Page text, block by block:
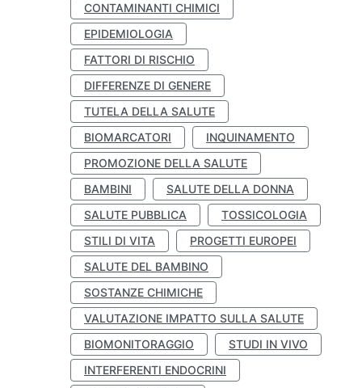
CONTAMINANTI CHIMICI
EPIDEMIOLOGIA
FATTORI DI RISCHIO
DIFFERENZE DI GENERE
TUTELA DELLA SALUTE
BIOMARCATORI
INQUINAMENTO
PROMOZIONE DELLA SALUTE
BAMBINI
SALUTE DELLA DONNA
SALUTE PUBBLICA
TOSSICOLOGIA
STILI DI VITA
PROGETTI EUROPEI
SALUTE DEL BAMBINO
SOSTANZE CHIMICHE
VALUTAZIONE IMPATTO SULLA SALUTE
BIOMONITORAGGIO
STUDI IN VIVO
INTERFERENTI ENDOCRINI